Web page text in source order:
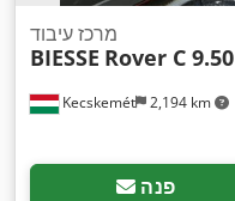
Kecskemét 2,194 km
מרכז עיבוד
BIESSE Rover C 9.50
פנה